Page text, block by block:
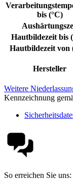
bis (°C)
Hautbildezeit bis
Hautbildezeit von
Hersteller
Weitere
Kennzeichnung
So erreichen Sie uns: